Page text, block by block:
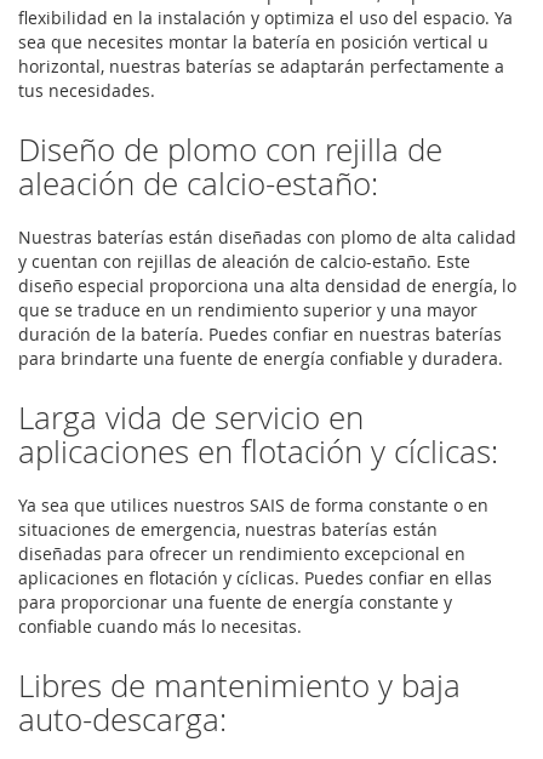
flexibilidad en la instalación y optimiza el uso del espacio. Ya
sea que necesites montar la batería en posición vertical u
horizontal, nuestras baterías se adaptarán perfectamente a
tus necesidades.
Diseño de plomo con rejilla de
aleación de calcio-estaño:
Nuestras baterías están diseñadas con plomo de alta calidad
y cuentan con rejillas de aleación de calcio-estaño. Este
diseño especial proporciona una alta densidad de energía, lo
que se traduce en un rendimiento superior y una mayor
duración de la batería. Puedes confiar en nuestras baterías
para brindarte una fuente de energía confiable y duradera.
Larga vida de servicio en
aplicaciones en flotación y cíclicas:
Ya sea que utilices nuestros SAIS de forma constante o en
situaciones de emergencia, nuestras baterías están
diseñadas para ofrecer un rendimiento excepcional en
aplicaciones en flotación y cíclicas. Puedes confiar en ellas
para proporcionar una fuente de energía constante y
confiable cuando más lo necesitas.
Libres de mantenimiento y baja
auto-descarga: